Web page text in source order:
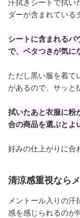
汗拭きシートで拭い
ダーが含まれている
シートに含まれるパ
で、ベタつきが気に
ただし黒い服を着て
があるので、サッと
拭いたあと衣服に粉
合の商品を選ぶとよ
好みの仕上がりに合
清涼感重視なら
メントール入りの汗
感を感じられるのが